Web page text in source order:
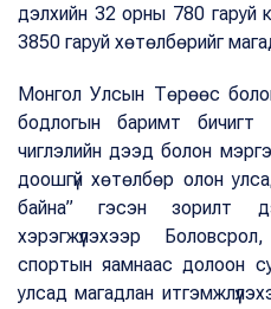
дэлхийн 32 орны 780 гаруй
3850 гаруй хөтөлбөрийг
Монгол Улсын Төрөөс
бодлогын баримт бичигт
чиглэлийн дээд болон
доошгүй хөтөлбөр олон
байна” гэсэн зорилт
хэрэгжүүлэхээр
спортын яамнаас долоон
улсад магадлан